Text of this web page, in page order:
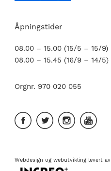
Åpningstider
08.00 – 15.00 (15/5 – 15/9)
08.00 – 15.45 (16/9 – 14/5)
Orgnr. 970 020 055
Webdesign og webutvikling levert av